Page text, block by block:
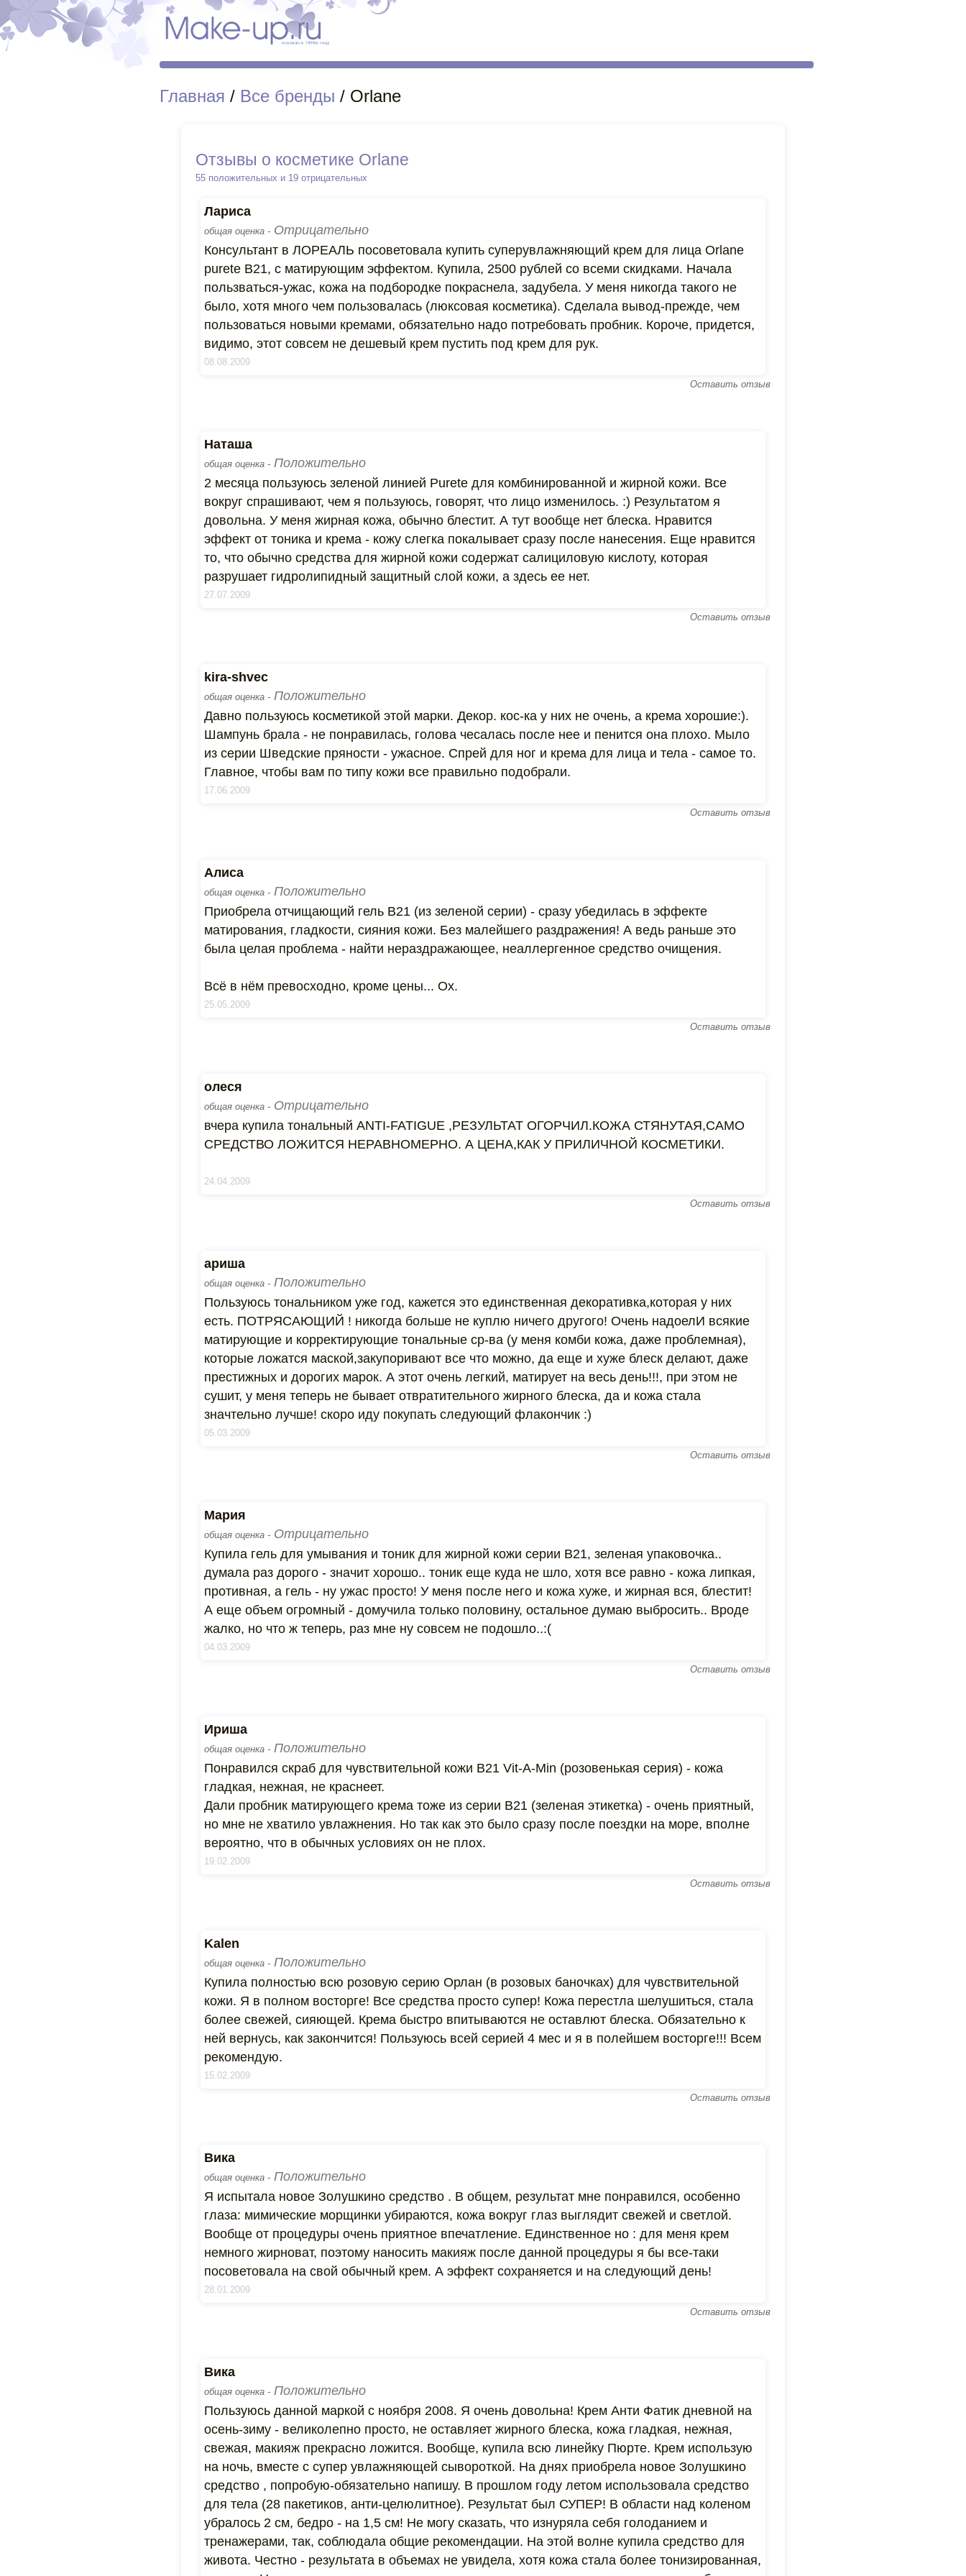
Главная / Все бренды / Orlane
Отзывы о косметике Orlane
55 положительных и 19 отрицательных
Лариса
общая оценка - Отрицательно
Консультант в ЛОРЕАЛЬ посоветовала купить суперувлажняющий крем для лица Orlane
purete B21, с матирующим эффектом. Купила, 2500 рублей со всеми скидками. Начала
пользваться-ужас, кожа на подбородке покраснела, задубела. У меня никогда такого не
было, хотя много чем пользовалась (люксовая косметика). Сделала вывод-прежде, чем
пользоваться новыми кремами, обязательно надо потребовать пробник. Короче, придется,
видимо, этот совсем не дешевый крем пустить под крем для рук.
08.08.2009
Оставить отзыв
Наташа
общая оценка - Положительно
2 месяца пользуюсь зеленой линией Purete для комбинированной и жирной кожи. Все
вокруг спрашивают, чем я пользуюсь, говорят, что лицо изменилось. :) Результатом я
довольна. У меня жирная кожа, обычно блестит. А тут вообще нет блеска. Нравится
эффект от тоника и крема - кожу слегка покалывает сразу после нанесения. Еще нравится
то, что обычно средства для жирной кожи содержат салициловую кислоту, которая
разрушает гидролипидный защитный слой кожи, а здесь ее нет.
27.07.2009
Оставить отзыв
kira-shvec
общая оценка - Положительно
Давно пользуюсь косметикой этой марки. Декор. кос-ка у них не очень, а крема хорошие:).
Шампунь брала - не понравилась, голова чесалась после нее и пенится она плохо. Мыло
из серии Шведские пряности - ужасное. Спрей для ног и крема для лица и тела - самое то.
Главное, чтобы вам по типу кожи все правильно подобрали.
17.06.2009
Оставить отзыв
Алиса
общая оценка - Положительно
Приобрела отчищающий гель B21 (из зеленой серии) - сразу убедилась в эффекте
матирования, гладкости, сияния кожи. Без малейшего раздражения! А ведь раньше это
была целая проблема - найти нераздражающее, неаллергенное средство очищения.
Всё в нём превосходно, кроме цены... Ох.
25.05.2009
Оставить отзыв
олеся
общая оценка - Отрицательно
вчера купила тональный ANTI-FATIGUE ,РЕЗУЛЬТАТ ОГОРЧИЛ.КОЖА СТЯНУТАЯ,САМО
СРЕДСТВО ЛОЖИТСЯ НЕРАВНОМЕРНО. А ЦЕНА,КАК У ПРИЛИЧНОЙ КОСМЕТИКИ.
24.04.2009
Оставить отзыв
ариша
общая оценка - Положительно
Пользуюсь тональником уже год, кажется это единственная декоративка,которая у них
есть. ПОТРЯСАЮЩИЙ ! никогда больше не куплю ничего другого! Очень надоелИ всякие
матирующие и корректирующие тональные ср-ва (у меня комби кожа, даже проблемная),
которые ложатся маской,закупоривают все что можно, да еще и хуже блеск делают, даже
престижных и дорогих марок. А этот очень легкий, матирует на весь день!!!, при этом не
сушит, у меня теперь не бывает отвратительного жирного блеска, да и кожа стала
значтельно лучше! скоро иду покупать следующий флакончик :)
05.03.2009
Оставить отзыв
Мария
общая оценка - Отрицательно
Купила гель для умывания и тоник для жирной кожи серии В21, зеленая упаковочка..
думала раз дорого - значит хорошо.. тоник еще куда не шло, хотя все равно - кожа липкая,
противная, а гель - ну ужас просто! У меня после него и кожа хуже, и жирная вся, блестит!
А еще объем огромный - домучила только половину, остальное думаю выбросить.. Вроде
жалко, но что ж теперь, раз мне ну совсем не подошло..:(
04.03.2009
Оставить отзыв
Ириша
общая оценка - Положительно
Понравился скраб для чувствительной кожи B21 Vit-A-Min (розовенькая серия) - кожа
гладкая, нежная, не краснеет.
Дали пробник матирующего крема тоже из серии B21 (зеленая этикетка) - очень приятный,
но мне не хватило увлажнения. Но так как это было сразу после поездки на море, вполне
вероятно, что в обычных условиях он не плох.
19.02.2009
Оставить отзыв
Kalen
общая оценка - Положительно
Купила полностью всю розовую серию Орлан (в розовых баночках) для чувствительной
кожи. Я в полном восторге! Все средства просто супер! Кожа перестла шелушиться, стала
более свежей, сияющей. Крема быстро впитываются не оставлют блеска. Обязательно к
ней вернусь, как закончится! Пользуюсь всей серией 4 мес и я в полейшем восторге!!! Всем
рекомендую.
15.02.2009
Оставить отзыв
Вика
общая оценка - Положительно
Я испытала новое Золушкино средство . В общем, результат мне понравился, особенно
глаза: мимические морщинки убираются, кожа вокруг глаз выглядит свежей и светлой.
Вообще от процедуры очень приятное впечатление. Единственное но : для меня крем
немного жирноват, поэтому наносить макияж после данной процедуры я бы все-таки
посоветовала на свой обычный крем. А эффект сохраняется и на следующий день!
28.01.2009
Оставить отзыв
Вика
общая оценка - Положительно
Пользуюсь данной маркой с ноября 2008. Я очень довольна! Крем Анти Фатик дневной на
осень-зиму - великолепно просто, не оставляет жирного блеска, кожа гладкая, нежная,
свежая, макияж прекрасно ложится. Вообще, купила всю линейку Пюрте. Крем использую
на ночь, вместе с супер увлажняющей сывороткой. На днях приобрела новое Золушкино
средство , попробую-обязательно напишу. В прошлом году летом использовала средство
для тела (28 пакетиков, анти-целюлитное). Результат был СУПЕР! В области над коленом
убралось 2 см, бедро - на 1,5 см! Не могу сказать, что изнуряла себя голоданием и
тренажерами, так, соблюдала общие рекомендации. На этой волне купила средство для
живота. Честно - результата в объемах не увидела, хотя кожа стала более тонизированная,